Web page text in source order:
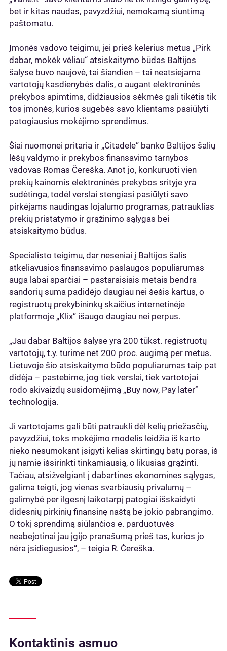
bet ir kitas naudas, pavyzdžiui, nemokamą siuntimą
paštomatu.
Įmonės vadovo teigimu, jei prieš kelerius metus „Pirk
dabar, mokėk vėliau“ atsiskaitymo būdas Baltijos
šalyse buvo naujovė, tai šiandien – tai neatsiejama
vartotojų kasdienybės dalis, o augant elektroninės
prekybos apimtims, didžiausios sėkmės gali tikėtis tik
tos įmonės, kurios sugebės savo klientams pasiūlyti
patogiausius mokėjimo sprendimus.
Šiai nuomonei pritaria ir „Citadele“ banko Baltijos šalių
lėšų valdymo ir prekybos finansavimo tarnybos
vadovas Romas Čereška. Anot jo, konkuruoti vien
prekių kainomis elektroninės prekybos srityje yra
sudėtinga, todėl verslai stengiasi pasiūlyti savo
pirkėjams naudingas lojalumo programas, patrauklias
prekių pristatymo ir grąžinimo sąlygas bei
atsiskaitymo būdus.
Specialisto teigimu, dar neseniai į Baltijos šalis
atkeliavusios finansavimo paslaugos populiarumas
auga labai sparčiai – pastaraisiais metais bendra
sandorių suma padidėjo daugiau nei šešis kartus, o
registruotų prekybininkų skaičius internetinėje
platformoje „Klix“ išaugo daugiau nei perpus.
„Jau dabar Baltijos šalyse yra 200 tūkst. registruotų
vartotojų, t.y. turime net 200 proc. augimą per metus.
Lietuvoje šio atsiskaitymo būdo populiarumas taip pat
didėja – pastebime, jog tiek verslai, tiek vartotojai
rodo akivaizdų susidomėjimą „Buy now, Pay later‘‘
technologija.
Ji vartotojams gali būti patraukli dėl kelių priežasčių,
pavyzdžiui, toks mokėjimo modelis leidžia iš karto
nieko nesumokant įsigyti kelias skirtingų batų poras, iš
jų namie išsirinkti tinkamiausią, o likusias grąžinti.
Tačiau, atsižvelgiant į dabartines ekonomines sąlygas,
galima teigti, jog vienas svarbiausių privalumų –
galimybė per ilgesnį laikotarpį patogiai išskaidyti
didesnių pirkinių finansinę naštą be jokio pabrangimo.
O tokį sprendimą siūlančios e. parduotuvės
neabejotinai jau įgijo pranašumą prieš tas, kurios jo
nėra įsidiegusios“, – teigia R. Čereška.
Kontaktinis asmuo